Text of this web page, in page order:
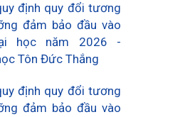
định quy đổi tương
đảm bảo đầu vào
học năm 2026 -
Tôn Đức Thắng
định quy đổi tương
đảm bảo đầu vào